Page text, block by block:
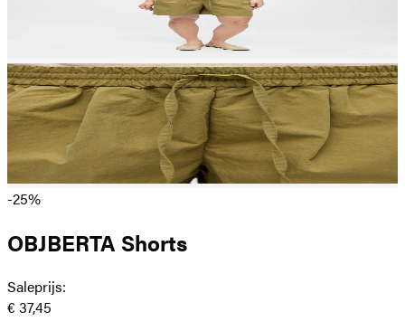
-25%
OBJBERTA Shorts
Saleprijs:
€ 37,45